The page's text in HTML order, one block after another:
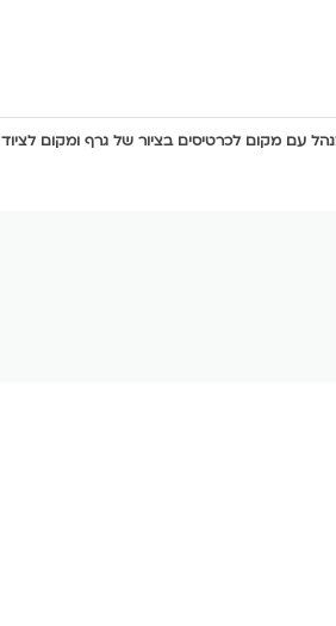
עם מקום לכרטיסים בציור של גרף ומקום לציוד